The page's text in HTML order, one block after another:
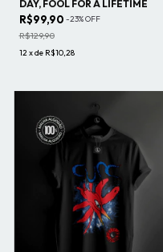
DAY, FOOL FOR A LIFETIME
R$99,90 -23%OFF
R$129,90
12xde R$10,28